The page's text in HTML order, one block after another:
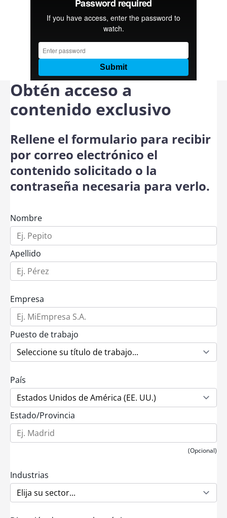
Obtén acceso a
contenido exclusivo
Rellene el formulario para recibir
por correo electrónico el
contenido solicitado o la
contraseña necesaria para verlo.
Nombre
Apellido
Empresa
Puesto de trabajo
País
Estado/Provincia
(Opcional)
Industrias